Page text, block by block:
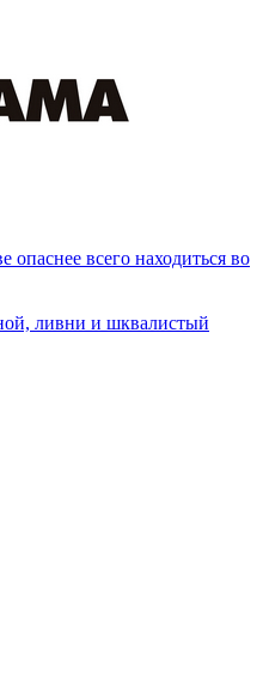
опаснее всего находиться во
ливни и шквалистый